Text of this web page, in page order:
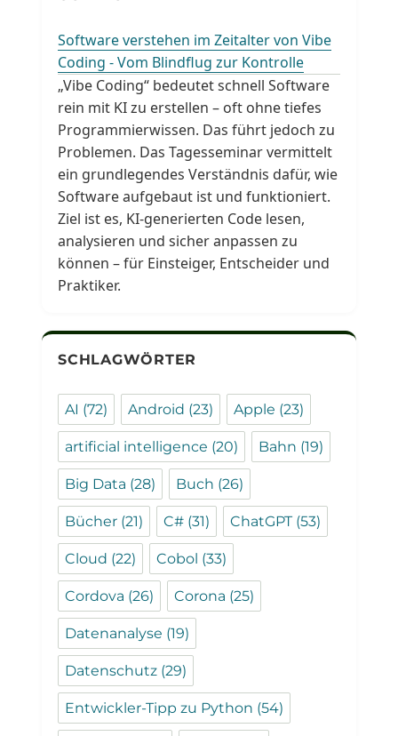
Software verstehen im Zeitalter von Vibe
Coding - Vom Blindflug zur Kontrolle
„Vibe Coding“ bedeutet schnell Software
rein mit KI zu erstellen – oft ohne tiefes
Programmierwissen. Das führt jedoch zu
Problemen. Das Tagesseminar vermittelt
ein grundlegendes Verständnis dafür, wie
Software aufgebaut ist und funktioniert.
Ziel ist es, KI-generierten Code lesen,
analysieren und sicher anpassen zu
können – für Einsteiger, Entscheider und
Praktiker.
SCHLAGWÖRTER
AI (72) Android (23) Apple (23)
artificial intelligence (20) Bahn (19)
Big Data (28) Buch (26)
Bücher (21) C# (31) ChatGPT(53)
Cloud (22) Cobol (33)
Cordova (26) Corona (25)
Datenanalyse (19)
Datenschutz (29)
Entwickler-Tipp zu Python (54)